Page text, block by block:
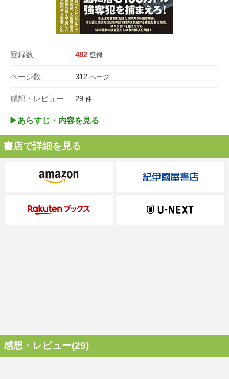
登録数 482 登録
ページ数 312 ページ
感想・レビュー 29 件
▶︎あらすじ・内容を見る
書店で詳細を見る
感想・レビュー(29)